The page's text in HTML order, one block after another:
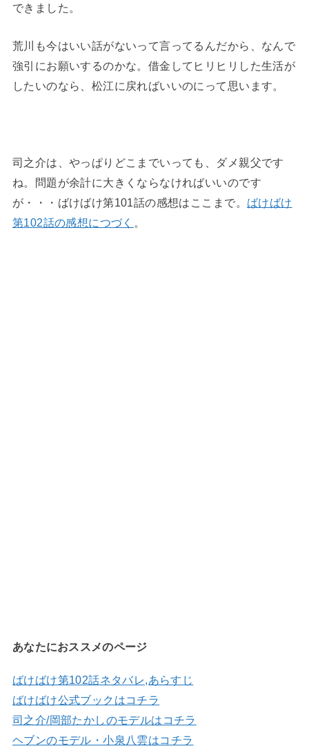
できました。
荒川も今はいい話がないって言ってるんだから、なんで
強引にお願いするのかな。借金してヒリヒリした生活が
したいのなら、松江に戻ればいいのにって思います。
司之介は、やっぱりどこまでいっても、ダメ親父です
ね。問題が余計に大きくならなければいいのです
が・・・ばけばけ第101話の感想はここまで。 ばけばけ
第102話の感想につづく 。
あなたにおススメのページ
ばけばけ第102話ネタバレ,あらすじ
ばけばけ公式ブックはコチラ
司之介/岡部たかしのモデルはコチラ
ヘブンのモデル・小泉八雲はコチラ